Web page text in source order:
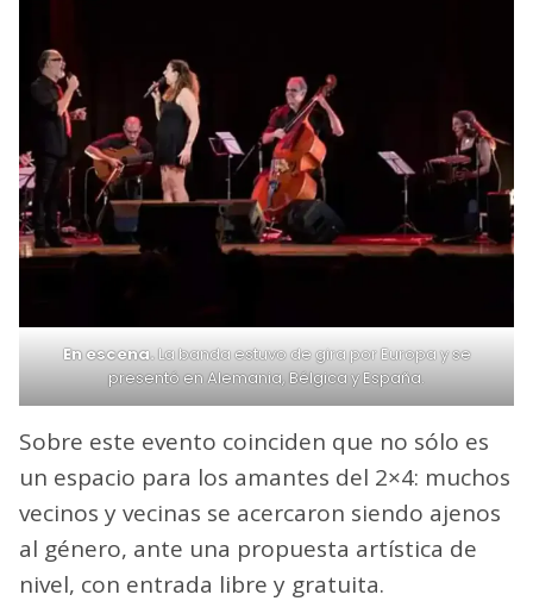
En escena.La banda estuvo de gira por Europa y se
presentó en Alemania, Bélgica y España.
Sobre este evento coinciden que no sólo es
un espacio para los amantes del 2×4: muchos
vecinos y vecinas se acercaron siendo ajenos
al género, ante una propuesta artística de
nivel, con entrada libre y gratuita.